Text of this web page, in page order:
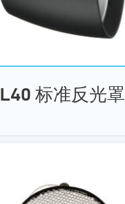
L40 标准反光罩